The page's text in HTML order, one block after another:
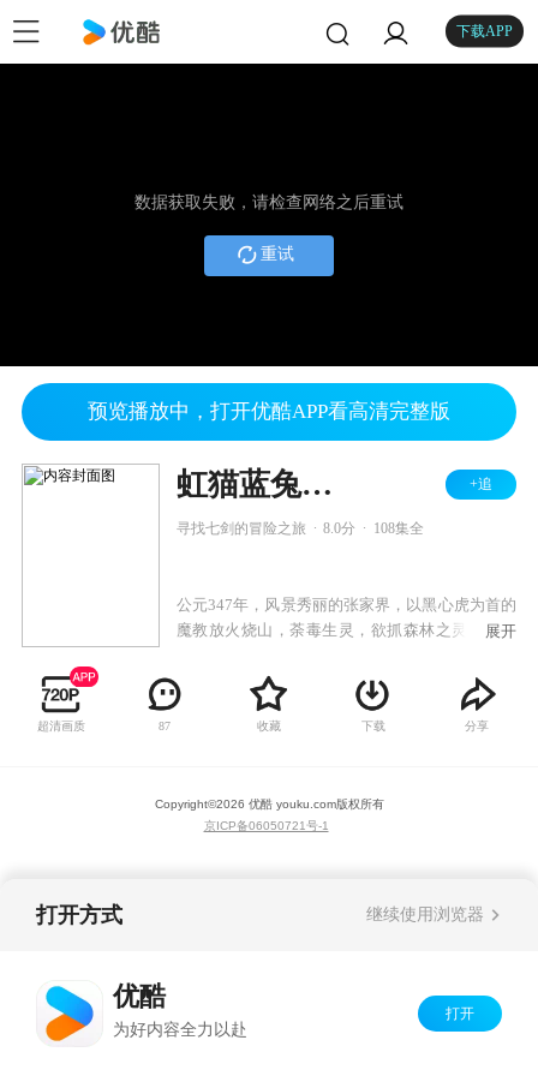
下载APP
数据获取失败，请检查网络之后重试
重试
预览播放中，打开优酷APP看高清完整版
虹猫蓝兔功夫系列一 虹猫蓝兔七侠传 +追
寻找七剑的冒险之旅 8.0分 108集全
公元347年，风景秀丽的张家界，以黑心虎为首的
魔教放火烧山，荼毒生灵，欲抓森林之灵兽玉麒
林。为了维护森林的和平与安宁，虹猫的父亲
（白猫）联合蓝兔的母亲等七人，七剑合璧，最
终打败黑心虎，但七剑也非伤即残。公元397年，
父亲，其他六剑早已被黑心虎所杀。一场血战，
虹猫的父亲终因寡不敌众，英勇牺牲。虹猫少侠
展开
超清画质 87 收藏 下载 分享
Copyright©2026 优酷 youku.com版权所有
京ICP备06050721号-1
打开方式 继续使用浏览器
优酷
为好内容全力以赴
打开